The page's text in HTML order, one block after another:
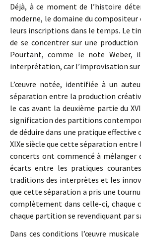
Déjà, à ce moment de l’histoire
moderne, le domaine du
leurs inscriptions dans le temps. Le
de se concentrer sur une
Pourtant, comme le note Weber,
interprétation, car l’improvisation
L’œuvre notée, identifiée à un
séparation entre la production
le cas avant la deuxième partie du
signification des partitions
de déduire dans une pratique effective
XIXe siècle que cette séparation
concerts ont commencé à mélanger
écarts entre les pratiques
traditions des interprètes et les
que cette séparation a pris une
complètement dans celle-ci, chaque
chaque partition se revendiquant par
Dans ces conditions l’œuvre